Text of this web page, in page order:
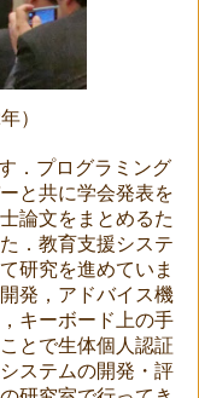
年）
．プログラミング
と共に学会発表を
論文をまとめるた
．教育支援システ
研究を進めていま
発，アドバイス機
キーボード上の手
とで生体個人認証
ステムの開発・評